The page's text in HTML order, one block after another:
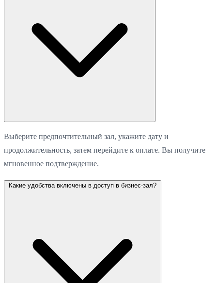
Выберите предпочтительный зал, укажите дату и
продолжительность, затем перейдите к оплате. Вы получите
мгновенное подтверждение.
Какие удобства включены в доступ в бизнес-зал?